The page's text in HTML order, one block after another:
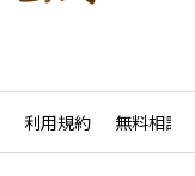
利用規約 無料相談